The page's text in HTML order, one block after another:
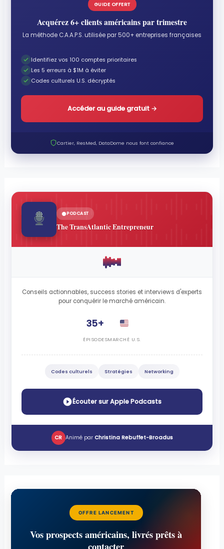
GUIDE OFFERT
Acquérez 6+ clients américains par trimestre
La méthode C.A.A.P.S. utilisée par 500+ entreprises françaises
Identifiez vos 100 comptes prioritaires
Les 5 erreurs à $1M à éviter
Codes culturels U.S. décryptés
Accéder au guide gratuit →
Cartier, ResMed, DataDome nous font confiance
PODCAST
The TransAtlantic Entrepreneur
Conseils actionnables, success stories et interviews d'experts
pour conquérir le marché américain.
35+
ÉPISODESMARCHÉ U.S.
Codes culturels Stratégies Networking
Écouter sur Apple Podcasts
CR Animé par Christina Rebuffet-Broadus
OFFRE LANCEMENT
Vos prospects américains, livrés prêts à